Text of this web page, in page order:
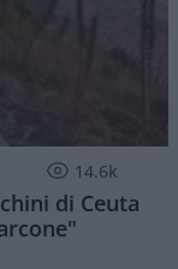
14.6k
di Ceuta